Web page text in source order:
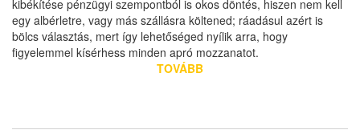
kibékítése pénzügyi szempontból is okos döntés, hiszen nem kell
egy albérletre, vagy más szállásra költened; ráadásul azért is
bölcs választás, mert így lehetőséged nyílik arra, hogy
figyelemmel kísérhess minden apró mozzanatot.
TOVÁBB